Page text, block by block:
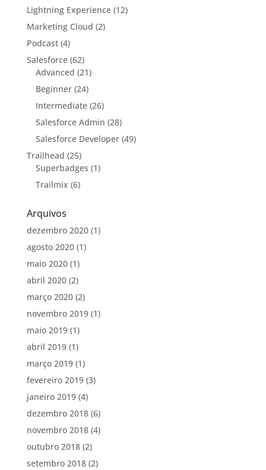
Lightning Experience(12)
Marketing Cloud (2)
Podcast(4)
Salesforce(62)
Advanced (21)
Beginner(24)
Intermediate(26)
Salesforce Admin (28)
Salesforce Developer(49)
Trailhead (25)
Superbadges (1)
Trailmix (6)
Arquivos
dezembro 2020(1)
agosto 2020(1)
maio 2020(1)
abril 2020(2)
março 2020(2)
novembro 2019(1)
maio 2019(1)
abril 2019(1)
março 2019(1)
fevereiro 2019(3)
janeiro 2019(4)
dezembro 2018(6)
novembro 2018(4)
outubro 2018(2)
setembro 2018(2)